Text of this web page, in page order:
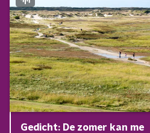
Gedicht: De zomer kan me